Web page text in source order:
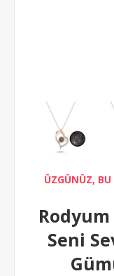
ÜZGÜNÜZ,
Seni